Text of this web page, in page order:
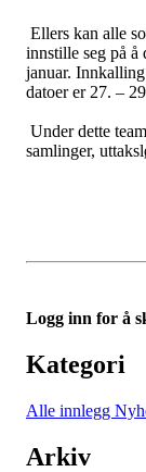
Ellers kan alle
innstille seg på å
januar.
datoer er 27. –
Under dette
samlinger,
Logg inn for å
Kategori
Alle innlegg
Arkiv